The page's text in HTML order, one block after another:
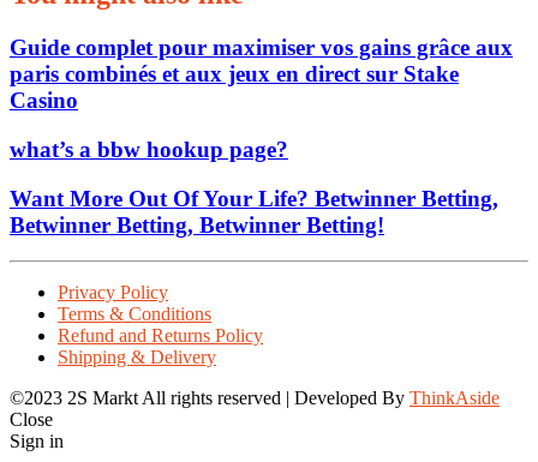
Guide complet pour maximiser vos gains grâce aux
paris combinés et aux jeux en direct sur Stake
Casino
what’s a bbw hookup page?
Want More Out Of Your Life? Betwinner Betting,
Betwinner Betting, Betwinner Betting!
Privacy Policy
Terms & Conditions
Refund and Returns Policy
Shipping & Delivery
©2023 2S Markt All rights reserved | Developed By ThinkAside
Close
Sign in